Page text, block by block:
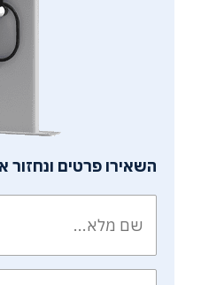
השאירו פרטים